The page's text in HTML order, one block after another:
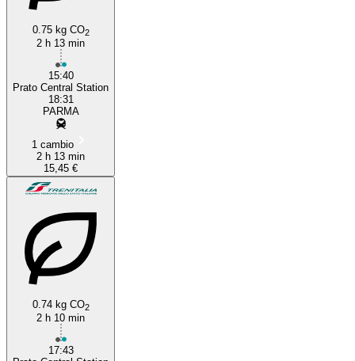
0.75 kg CO2
2 h 13 min
15:40
Prato Central Station
18:31
PARMA
1 cambio
2 h 13 min
15,45 €
0.74 kg CO2
2 h 10 min
17:43